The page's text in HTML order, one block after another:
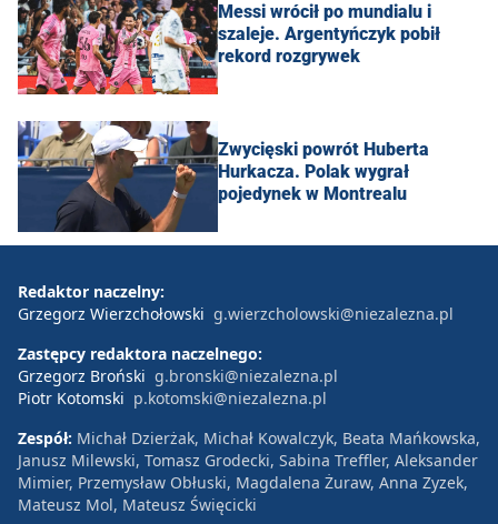
Messi wrócił po mundialu i
szaleje. Argentyńczyk pobił
rekord rozgrywek
Zwycięski powrót Huberta
Hurkacza. Polak wygrał
pojedynek w Montrealu
Redaktor naczelny:
Grzegorz Wierzchołowski g.wierzcholowski@niezalezna.pl
Zastępcy redaktora naczelnego:
Grzegorz Broński g.bronski@niezalezna.pl
Piotr Kotomski p.kotomski@niezalezna.pl
Zespół: Michał Dzierżak, Michał Kowalczyk, Beata Mańkowska,
Janusz Milewski, Tomasz Grodecki, Sabina Treffler, Aleksander
Mimier, Przemysław Obłuski, Magdalena Żuraw, Anna Zyzek,
Mateusz Mol, Mateusz Święcicki